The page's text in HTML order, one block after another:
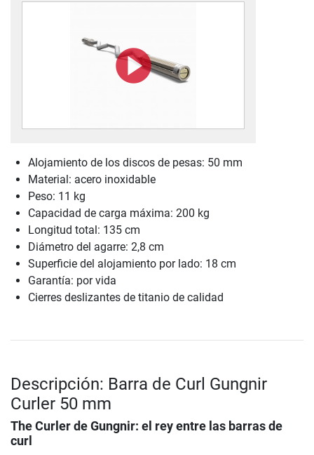
Alojamiento de los discos de pesas: 50 mm
Material: acero inoxidable
Peso: 11 kg
Capacidad de carga máxima: 200 kg
Longitud total: 135 cm
Diámetro del agarre: 2,8 cm
Superficie del alojamiento por lado: 18 cm
Garantía: por vida
Cierres deslizantes de titanio de calidad
Descripción: Barra de Curl Gungnir
Curler 50 mm
The Curler de Gungnir: el rey entre las barras de
curl